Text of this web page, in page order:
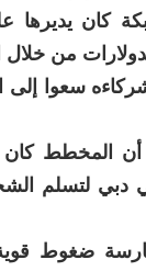
كان
الدولارات
سعوا إلى
أن المخطط
لتسلم
ضغوط